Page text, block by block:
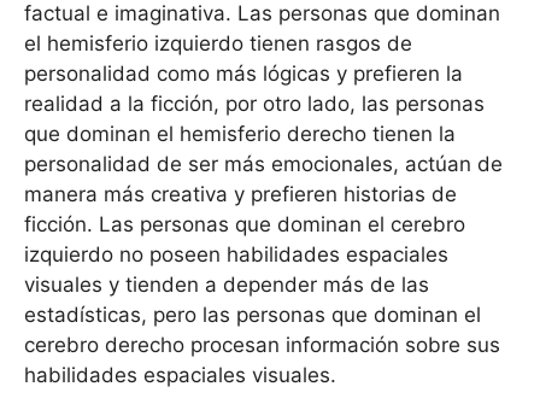
factual e imaginativa. Las personas que dominan
el hemisferio izquierdo tienen rasgos de
personalidad como más lógicas y prefieren la
realidad a la ficción, por otro lado, las personas
que dominan el hemisferio derecho tienen la
personalidad de ser más emocionales, actúan de
manera más creativa y prefieren historias de
ficción. Las personas que dominan el cerebro
izquierdo no poseen habilidades espaciales
visuales y tienden a depender más de las
estadísticas, pero las personas que dominan el
cerebro derecho procesan información sobre sus
habilidades espaciales visuales.